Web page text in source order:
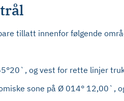
tillatt innenfor følgende
og vest for rette linjer
sone på Ø 014° 12,00`,